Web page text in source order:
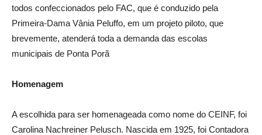
todos confeccionados pelo FAC, que é conduzido pela
Primeira-Dama Vânia Peluffo, em um projeto piloto, que
brevemente, atenderá toda a demanda das escolas
municipais de Ponta Porã
Homenagem
A escolhida para ser homenageada como nome do CEINF, foi
Carolina Nachreiner Pelusch. Nascida em 1925, foi Contadora